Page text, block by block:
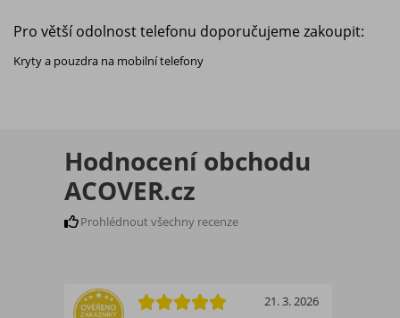
Pro větší odolnost telefonu doporučujeme zakoupit:
Kryty a pouzdra na mobilní telefony
Hodnocení obchodu
ACOVER.cz
Prohlédnout všechny recenze
21. 3. 2026